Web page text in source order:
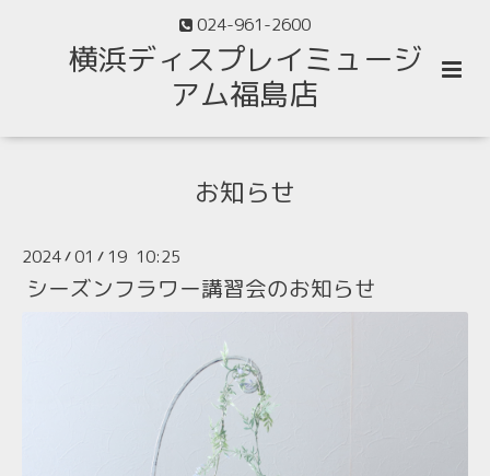
024-961-2600
横浜ディスプレイミュージ
アム福島店
お知らせ
2024/01 / 19 10:25
シーズンフラワー講習会のお知らせ